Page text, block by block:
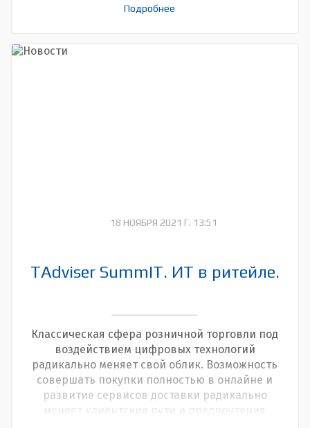
Подробнее
18 НОЯБРЯ 2021 Г. 13:51
TAdviser SummIT. ИТ в ритейле.
Классическая сфера розничной торговли под
воздействием цифровых технологий
радикально меняет свой облик. Возможность
совершать покупки полностью в онлайне и
развитие сервисов доставки радикально
меняет клиентские пути и предпочтения